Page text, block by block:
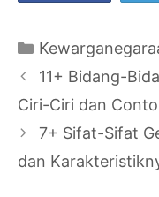
Kategori
Navigasi
Tulisan
11+ Bidang-
Ciri-Ciri dan
7+ Sifat-Sifat
dan